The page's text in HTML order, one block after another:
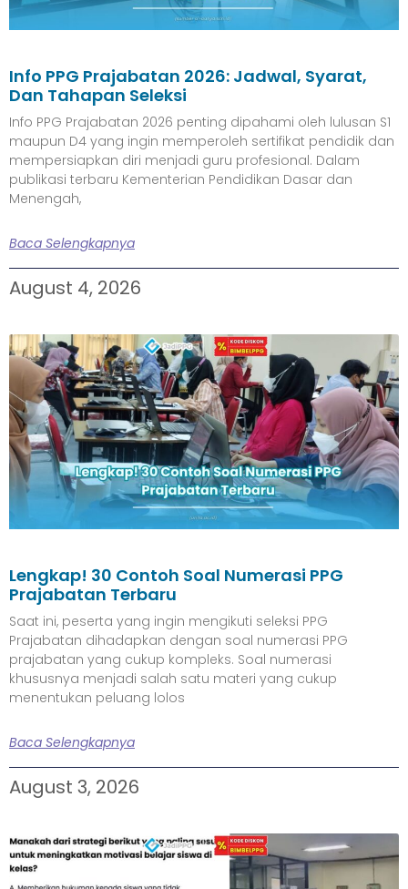
Info PPG Prajabatan 2026: Jadwal, Syarat,
Dan Tahapan Seleksi
Info PPG Prajabatan 2026 penting dipahami oleh lulusan S1
maupun D4 yang ingin memperoleh sertifikat pendidik dan
mempersiapkan diri menjadi guru profesional. Dalam
publikasi terbaru Kementerian Pendidikan Dasar dan
Menengah,
Baca Selengkapnya
August 4, 2026
Lengkap! 30 Contoh Soal Numerasi PPG
Prajabatan Terbaru
Saat ini, peserta yang ingin mengikuti seleksi PPG
Prajabatan dihadapkan dengan soal numerasi PPG
prajabatan yang cukup kompleks. Soal numerasi
khususnya menjadi salah satu materi yang cukup
menentukan peluang lolos
Baca Selengkapnya
August 3, 2026